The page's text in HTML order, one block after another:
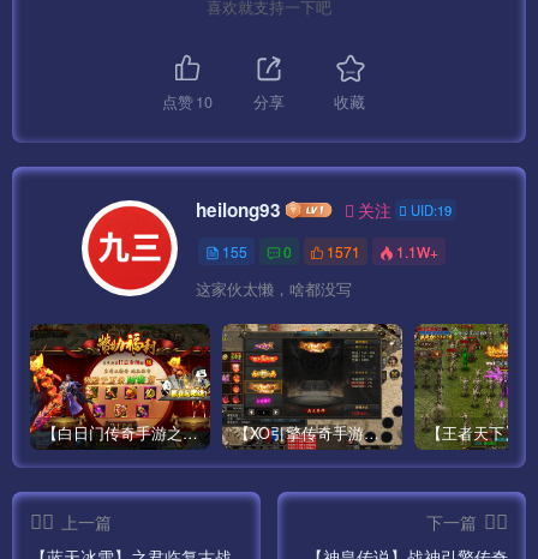
本期教程到此结束。
喜欢就支持一下吧
点赞10 分享 收藏
heilong93 关注 UID:19
155 0 1571 1.1W+
这家伙太懒，啥都没写
【白日门传奇手游之鸿蒙王者】攻速特别版大型PK角色扮演类手游最新整理Win手工服务端源码视频教程-安卓 【XO引擎传奇手游之高仿美杜莎】经典XO三端引擎单职业传奇手游最新打包Win服务端源码视频架设教程-魂环-时装-逆天改命-创世圣域-经典复古-安卓PC电脑苹果IOS双端版本！
上一篇
下一篇